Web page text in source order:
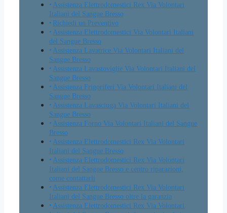
Assistenza Elettrodomestici Rex Via Volontari
Italiani del Sangue Bresso
Richiedi un Preventivo
Assistenza Elettrodomestici Via Volontari Italiani
del Sangue Bresso
Assistenza Lavatrice Via Volontari Italiani del
Sangue Bresso
Assistenza Lavastoviglie Via Volontari Italiani del
Sangue Bresso
Assistenza Frigoriferi Via Volontari Italiani del
Sangue Bresso
Assistenza Lavasciuga Via Volontari Italiani del
Sangue Bresso
Assistenza Forno Via Volontari Italiani del Sangue
Bresso
Assistenza Elettrodomestici Rex Via Volontari
Italiani del Sangue Bresso
Assistenza Elettrodomestici Rex Via Volontari
Italiani del Sangue Bresso e centro riparazioni,
come contattarli
Assistenza Elettrodomestici Rex Via Volontari
Italiani del Sangue Bresso oltre la garanzia
Assistenza Elettrodomestici Rex Via Volontari